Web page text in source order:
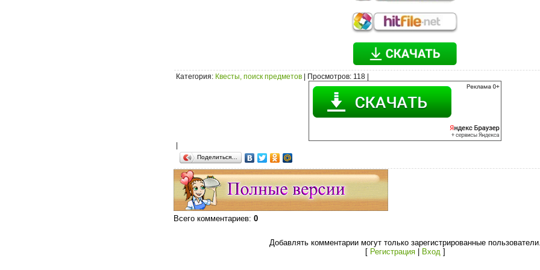
Категория: Квесты, поиск предметов Просмотров: 118 |
Поделиться…
Всего комментариев: 0
Добавлять комментарии могут только зарегистрированные
[ Регистрация| Вход]